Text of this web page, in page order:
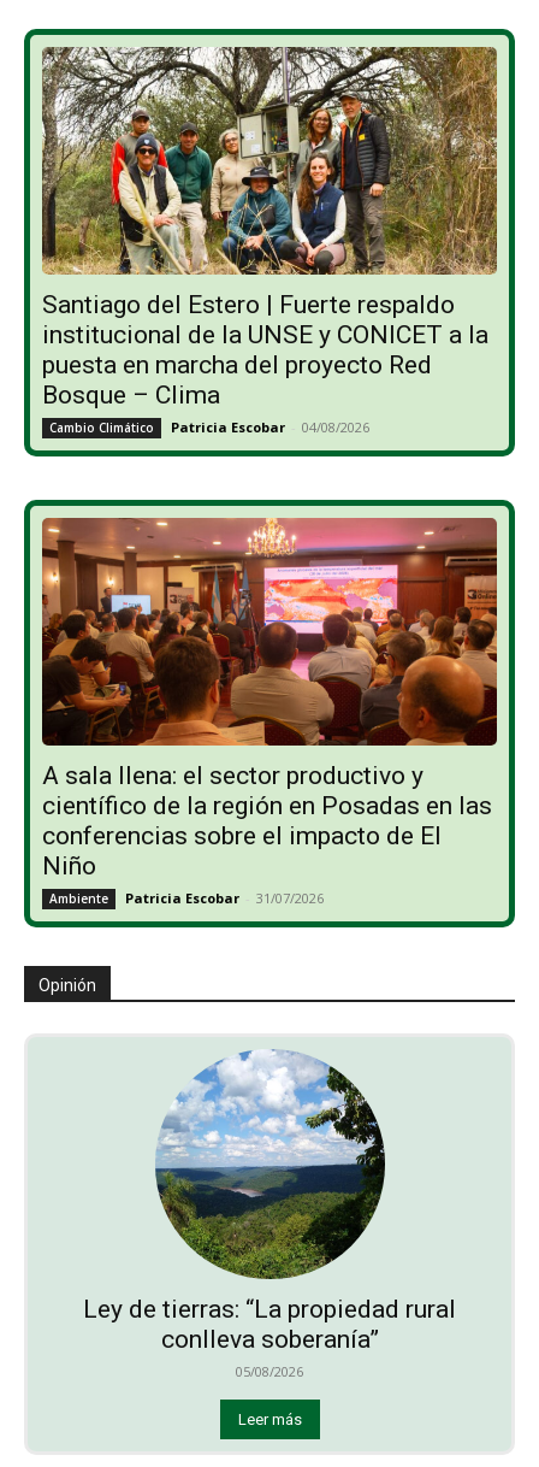
Santiago del Estero | Fuerte respaldo
institucional de la UNSE y CONICET a la
puesta en marcha del proyecto Red
Bosque – Clima
Cambio Climático Patricia Escobar - 04/08/2026
A sala llena: el sector productivo y
científico de la región en Posadas en las
conferencias sobre el impacto de El
Niño
Ambiente Patricia Escobar - 31/07/2026
Opinión
Ley de tierras: “La propiedad rural
conlleva soberanía”
05/08/2026
Leer más